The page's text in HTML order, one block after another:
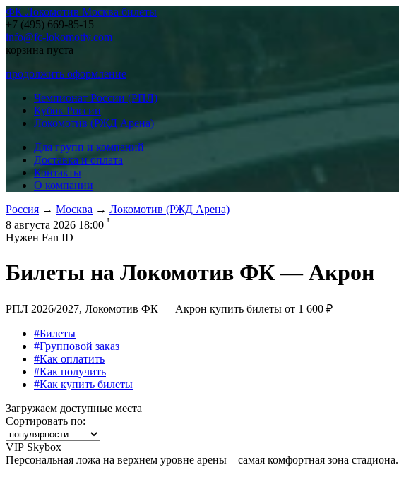
ФК Локомотив Москва билеты
+7 (495) 669-85-15
info@fc-lokomotiv.com
корзина пуста
продолжить оформление
Чемпионат России (РПЛ)
Кубок России
Локомотив (РЖД Арена)
Для групп и компаний
Доставка и оплата
Контакты
О компании
Россия → Москва → Локомотив (РЖД Арена)
8 августа 2026 18:00 !
Нужен Fan ID
Билеты на Локомотив ФК — Акрон
РПЛ 2026/2027, Локомотив ФК — Акрон купить билеты от 1 600 ₽
#Билеты
#Групповой заказ
#Как оплатить
#Как получить
#Как купить билеты
Загружаем доступные места
Сортировать по:
VIP Skybox
Персональная ложа на верхнем уровне арены – самая комфортная зона стадиона.